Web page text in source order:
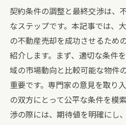
契約条件の調整と最終交渉は、
なステップです。本記事では、
の不動産売却を成功させるため
紹介します。まず、適切な条件
域の市場動向と比較可能な物件
重要です。専門家の意見を取り
の双方にとって公平な条件を模
渉の際には、期待値を明確にし